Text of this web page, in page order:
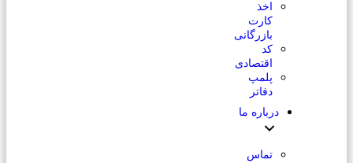
اخذ
کارت
بازرگانی
کد
اقتصادی
پلمپ
دفاتر
درباره ما
تماس